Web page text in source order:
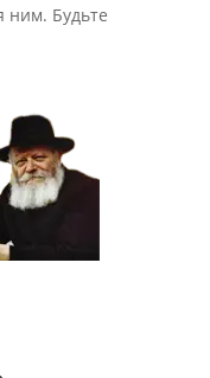
ним. Будьте